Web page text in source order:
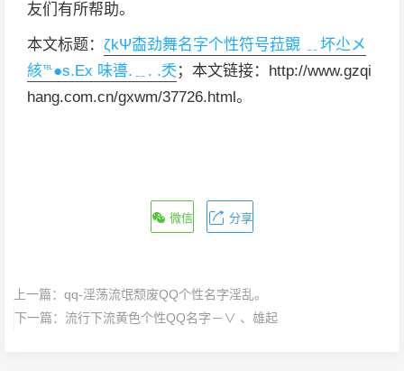
友们有所帮助。
本文标题： ζkΨ楍劲舞名字个性符号菈覴 ﹎坏尐メ
絯℡●s.Εx 味噵.﹎. .秂 ；本文链接：http://www.gzqi
hang.com.cn/gxwm/37726.html。
微信 分享
上一篇： qq-淫荡流氓颓废QQ个性名字淫乱。
下一篇： 流行下流黄色个性QQ名字－∨ 、雄起